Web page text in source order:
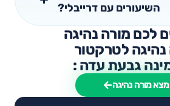
השיעורים עם דרייבלי?
לכם מורה נהיגה
נהיגה לטרקטור
גבעת עדה :
מצא מורה נהיגה